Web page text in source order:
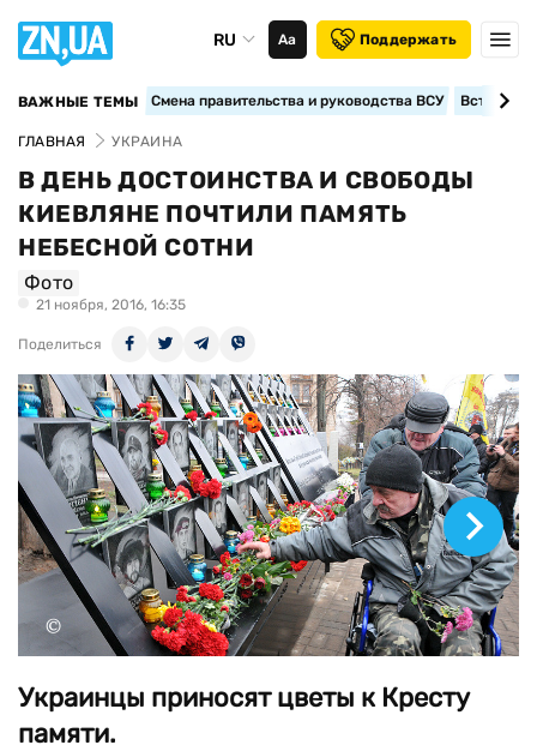
RU Аа Поддержать
ВАЖНЫЕ ТЕМЫ Смена правительства и руководства ВСУ
ГЛАВНАЯ УКРАИНА
В ДЕНЬ ДОСТОИНСТВА И СВОБОДЫ
КИЕВЛЯНЕ ПОЧТИЛИ ПАМЯТЬ
НЕБЕСНОЙ СОТНИ
Фото
21 ноября, 2016, 16:35
Поделиться
©
Украинцы приносят цветы к Кресту
памяти.